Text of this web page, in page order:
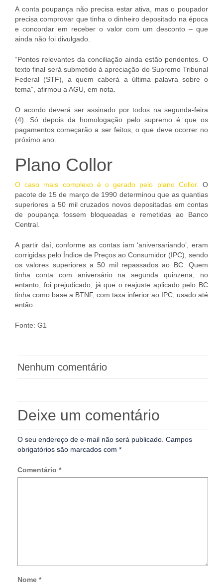
A conta poupança não precisa estar ativa, mas o poupador
precisa comprovar que tinha o dinheiro depositado na época
e concordar em receber o valor com um desconto – que
ainda não foi divulgado.
“Pontos relevantes da conciliação ainda estão pendentes. O
texto final será submetido à apreciação do Supremo Tribunal
Federal (STF), a quem caberá a última palavra sobre o
tema”, afirmou a AGU, em nota.
O acordo deverá ser assinado por todos na segunda-feira
(4). Só depois da homologação pelo supremo é que os
pagamentos começarão a ser feitos, o que deve ocorrer no
próximo ano.
Plano Collor
O caso mais complexo é o gerado pelo plano Collor. O
pacote de 15 de março de 1990 determinou que as quantias
superiores a 50 mil cruzados novos depositadas em contas
de poupança fossem bloqueadas e remetidas ao Banco
Central.
A partir daí, conforme as contas iam ‘aniversariando’, eram
corrigidas pelo Índice de Preços ao Consumidor (IPC), sendo
os valores superiores a 50 mil repassados ao BC. Quem
tinha conta com aniversário na segunda quinzena, no
entanto, foi prejudicado, já que o reajuste aplicado pelo BC
tinha como base a BTNF, com taxa inferior ao IPC, usado até
então.
Fonte: G1
Nenhum comentário
Deixe um comentário
O seu endereço de e-mail não será publicado. Campos
obrigatórios são marcados com *
Comentário *
Nome *